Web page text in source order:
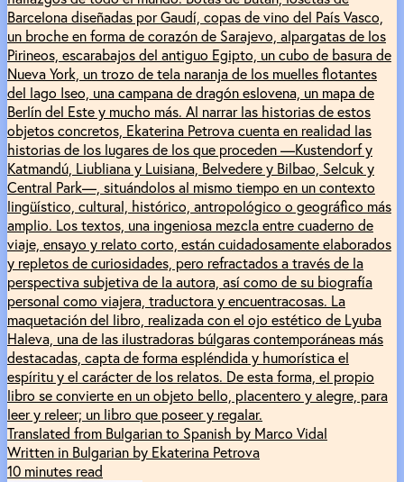
Barcelona diseñadas por Gaudí, copas de vino del País Vasco,
un broche en forma de corazón de Sarajevo, alpargatas de los
Pirineos, escarabajos del antiguo Egipto, un cubo de basura de
Nueva York, un trozo de tela naranja de los muelles flotantes
del lago Iseo, una campana de dragón eslovena, un mapa de
Berlín del Este y mucho más. Al narrar las historias de estos
objetos concretos, Ekaterina Petrova cuenta en realidad las
historias de los lugares de los que proceden —Kustendorf y
Katmandú, Liubliana y Luisiana, Belvedere y Bilbao, Selcuk y
Central Park—, situándolos al mismo tiempo en un contexto
lingüístico, cultural, histórico, antropológico o geográfico más
amplio. Los textos, una ingeniosa mezcla entre cuaderno de
viaje, ensayo y relato corto, están cuidadosamente elaborados
y repletos de curiosidades, pero refractados a través de la
perspectiva subjetiva de la autora, así como de su biografía
personal como viajera, traductora y encuentracosas. La
maquetación del libro, realizada con el ojo estético de Lyuba
Haleva, una de las ilustradoras búlgaras contemporáneas más
destacadas, capta de forma espléndida y humorística el
espíritu y el carácter de los relatos. De esta forma, el propio
libro se convierte en un objeto bello, placentero y alegre, para
leer y releer; un libro que poseer y regalar.
Translated from Bulgarian to Spanish by Marco Vidal
Written in Bulgarian by Ekaterina Petrova
10 minutes read